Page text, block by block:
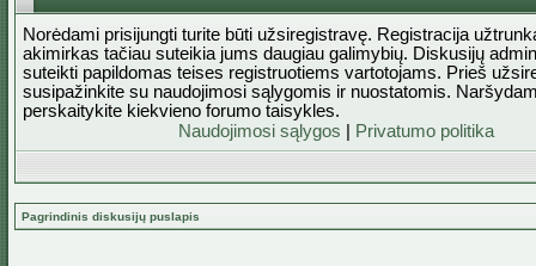
Norėdami prisijungti turite būti užsiregistravę. Registracija
akimirkas tačiau suteikia jums daugiau galimybių. Diskusijų
suteikti papildomas teises registruotiems vartotojams. Prieš
susipažinkite su naudojimosi sąlygomis ir nuostatomis.
perskaitykite kiekvieno forumo taisykles.
Naudojimosi sąlygos
Privatumo politika
Pagrindinis diskusijų puslapis